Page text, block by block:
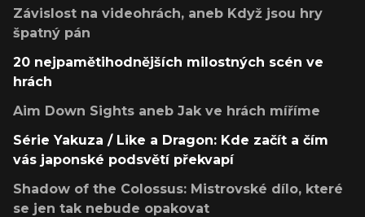
Závislost na videohrách, aneb Když jsou hry
špatný pán
20 nejpamětihodnějších milostných scén ve
hrách
Aim Down Sights aneb Jak ve hrách míříme
Série Yakuza / Like a Dragon: Kde začít a čím
vás japonské podsvětí překvapí
Shadow of the Colossus: Mistrovské dílo, které
se jen tak nebude opakovat